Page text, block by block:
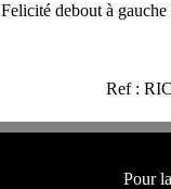
Felicité debout à
Ref :
Pour